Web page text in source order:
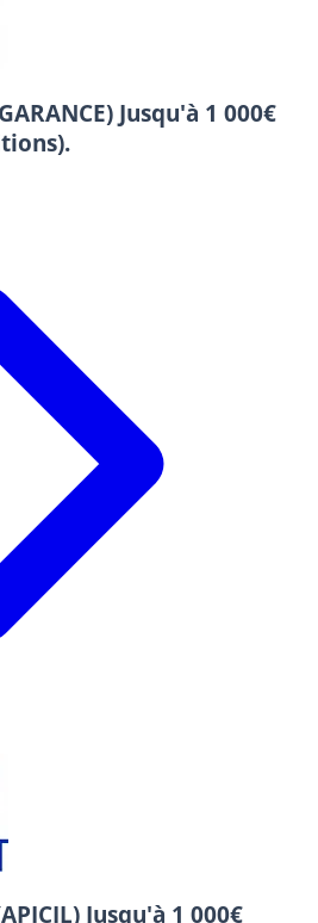
Jusqu'à 1 000€
Jusqu'à 1 000€